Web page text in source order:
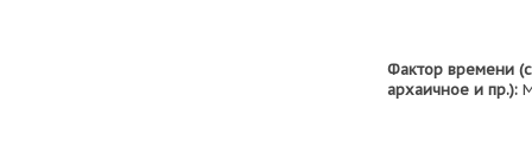
Фактор времени
архаичное и пр.):